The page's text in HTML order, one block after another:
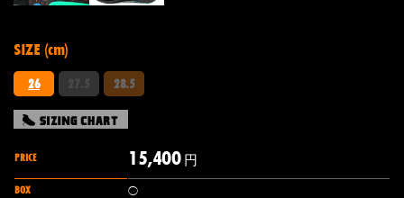
SIZE (cm)
26 28.5
PRICE 15,400円
BOX ◯